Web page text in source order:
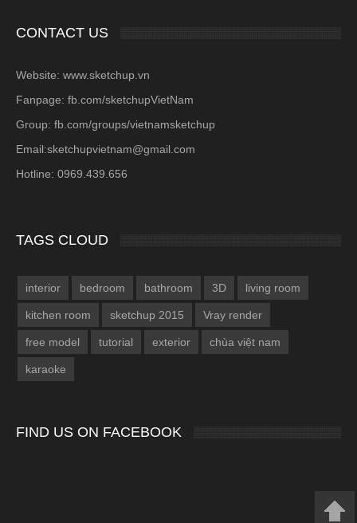
CONTACT US
Website: www.sketchup.vn
Fanpage: fb.com/sketchupVietNam
Group: fb.com/groups/vietnamsketchup
Email:sketchupvietnam@gmail.com
Hotline: 0969.439.656
TAGS CLOUD
interior bedroom bathroom 3D living room
kitchen room sketchup 2015 Vray render
free model tutorial exterior chùa việt nam
karaoke
FIND US ON FACEBOOK